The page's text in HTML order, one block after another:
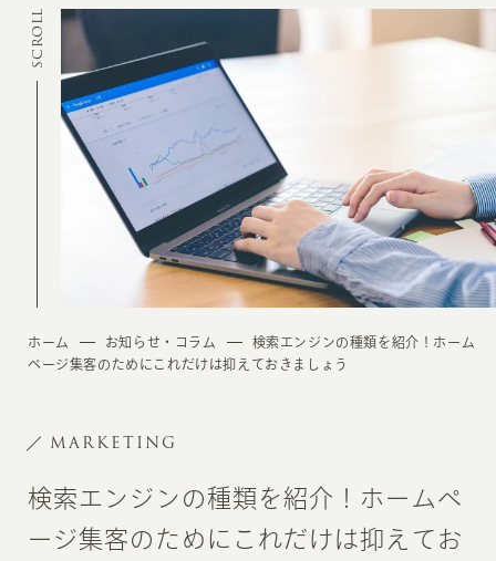
CREATION
MARKETING
SCROLL
ホーム お知らせ・コラム
検索エンジンの種類を紹介！ホーム
ページ集客のためにこれだけは抑えておきましょう
MARKETING
検索エンジンの種類を紹介！ホームペ
ージ集客のためにこれだけは抑えてお